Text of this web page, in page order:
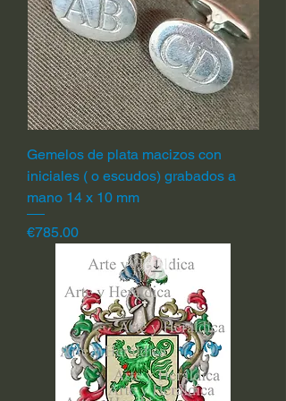
Gemelos de plata macizos con
iniciales ( o escudos) grabados a
mano 14 x 10 mm
Price
€785.00